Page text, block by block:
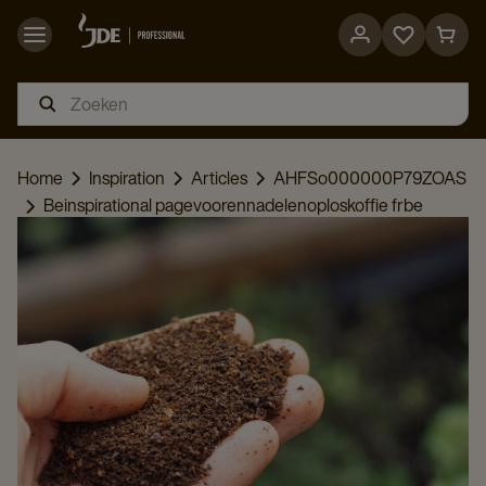
Go
page
Go
page
Home Inspiration Articles
AHFSo000000P79ZOAS
Beinspirational pagevoorennadelenoploskoffie frbe